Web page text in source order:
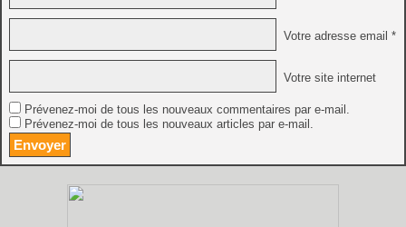
Votre adresse email *
Votre site internet
Prévenez-moi de tous les nouveaux commentaires par e-mail.
Prévenez-moi de tous les nouveaux articles par e-mail.